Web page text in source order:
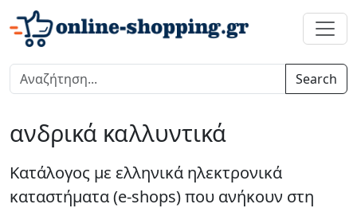
Search
ανδρικά καλλυντικά
Κατάλογος με ελληνικά ηλεκτρονικά
καταστήματα (e-shops) που ανήκουν στη